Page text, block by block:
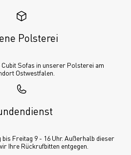
Polsterei
Cubit Sofas in unserer Polsterei am
Ostwestfalen.
Freitag 9 - 16 Uhr. Außerhalb dieser
Ihre Rückrufbitten entgegen.